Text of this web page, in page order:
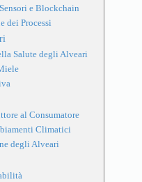
e Blockchain
dei Processi
Salute degli Alveari
al Consumatore
Climatici
degli Alveari